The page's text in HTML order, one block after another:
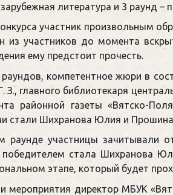
литература и 3 раунд –
участник произвольным
из участников до момента
ему предстоит прочесть.
компетентное жюри в
З., главного библиотекаря
районной газеты «Вятско-
стали Шихранова Юлия и Прошина
раунде участницы зачитывали
стала Шихранова
этапе, который будет
мероприятия директор МБУК